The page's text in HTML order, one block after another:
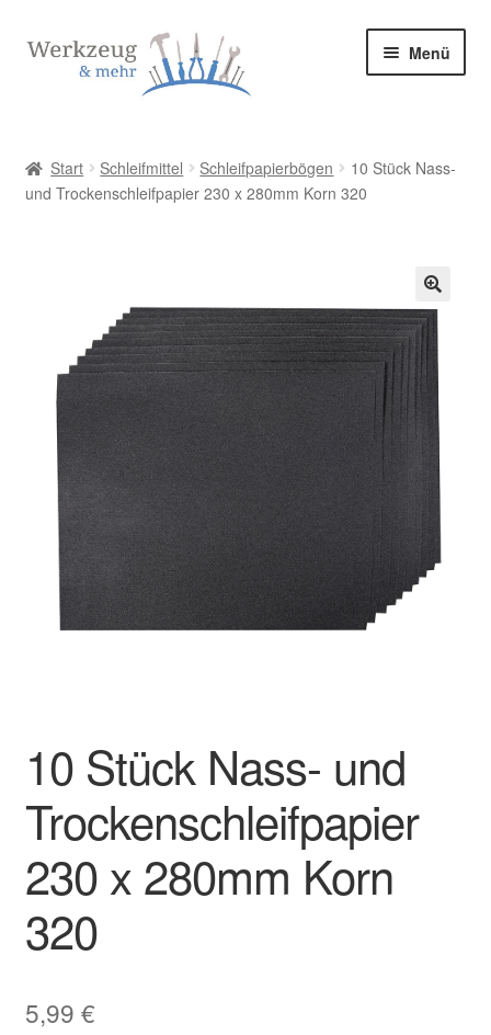
Zur
Navigation
Zum
Menü
Allgemeine Geschäftsbedingungen
Cookie-Richtlinie (EU)
Datenschutzerklärung
Datenschutzerklärung
Homepage
Impressum
Kasse
Über uns
Versand & Lieferung
Vertrag widerrufen
Warenkorb
Widerruf
Start Schleifmittel Schleifpapierbögen
10 Stück Nass-
und Trockenschleifpapier 230 x 280mm Korn 320
🔍
10 Stück Nass- und
Trockenschleifpapier
230 x 280mm Korn
320
5,99 €